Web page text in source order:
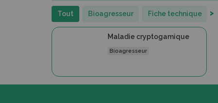
Tout Bioagresseur Fiche technique >
Maladie cryptogamique
Bioagresseur